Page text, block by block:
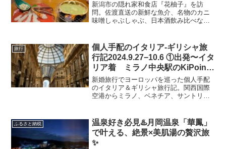
新潟市の隠れ家和食店『花柚子』を訪
問。佐渡直送の新鮮な魚介、名物のカニ
味噌しゃぶしゃぶ、日本酒飲み比べなど
旅行
個人手配のイタリア-ギリシャ旅
行記2024.9.27−10.6 ①出発〜イタ
リア着 ミラノ中央駅のKiPoint
の便利さに驚き
新婚旅行でヨーロッパを巡った個人手配
のイタリア＆ギリシャ旅行記。関西国際
空港からミラノ、ベネチア、サントリー
体験を綴ったブログ！この日に1番役に立
ったのは、ミラノ中央駅のKiPointの荷物
預け。時間には注意が必要なので早い時
間がお勧めです。
ふるさと納税
温泉好き必見♨️月岡温泉「華鳳」
で叶える、絶景×美肌湯の贅沢旅
✨